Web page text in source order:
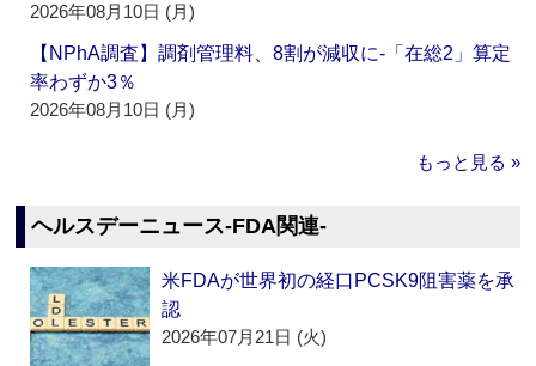
2026年08月10日 (月)
【NPhA調査】調剤管理料、8割が減収に‐「在総2」算定
率わずか3％
2026年08月10日 (月)
もっと見る »
ヘルスデーニュース‐FDA関連‐
米FDAが世界初の経口PCSK9阻害薬を承
認
2026年07月21日 (火)